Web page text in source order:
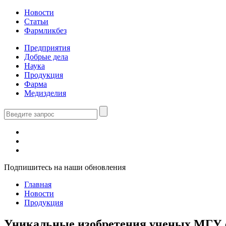
Новости
Статьи
Фармликбез
Предприятия
Добрые дела
Наука
Продукция
Фарма
Медизделия
Подпишитесь на наши обновления
Главная
Новости
Продукция